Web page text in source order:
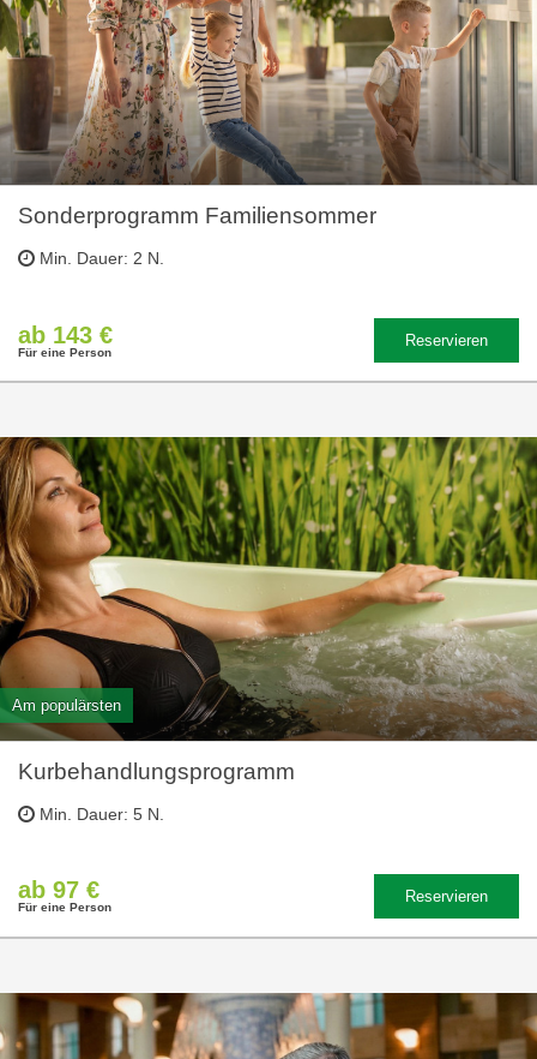
Sonderprogramm Familiensommer
Min. Dauer: 2 N.
ab 143 €
Für eine Person
Reservieren
Am populärsten
Kurbehandlungsprogramm
Min. Dauer: 5 N.
ab 97 €
Für eine Person
Reservieren